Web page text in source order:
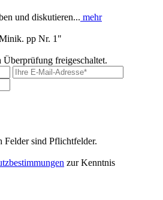
und diskutieren... mehr
pp Nr. 1"
freigeschaltet.
sind Pflichtfelder.
zur Kenntnis